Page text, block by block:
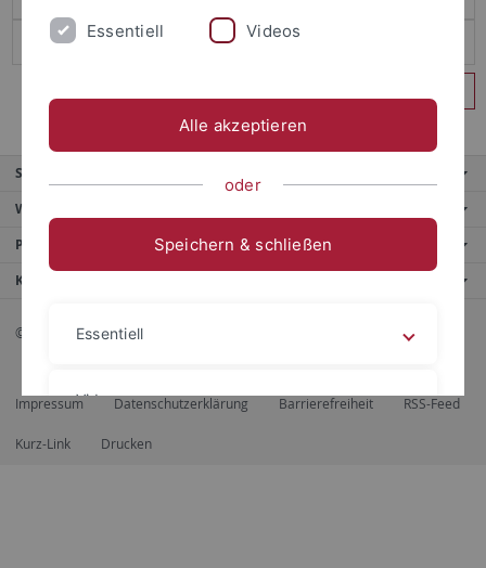
Service
Weitere Angebote
Portale
Kontaktinfo
© 2026 Eberhard Karls Universität Tübingen, Tübingen
Impressum Datenschutzerklärung Barrierefreiheit RSS-Feed
Kurz-Link Drucken
Essentiell Videos
Alle akzeptieren
oder
Speichern & schließen
Essentiell
Videos